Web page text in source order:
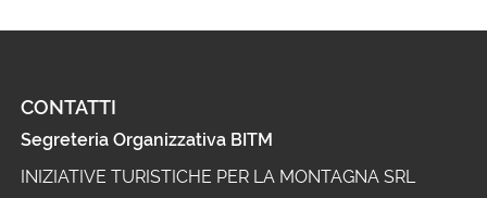
CONTATTI
Segreteria Organizzativa BITM
INIZIATIVE TURISTICHE PER LA MONTAGNA SRL